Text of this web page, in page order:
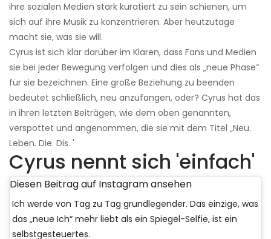
ihre sozialen Medien stark kuratiert zu sein schienen, um
sich auf ihre Musik zu konzentrieren. Aber heutzutage
macht sie, was sie will.
Cyrus ist sich klar darüber im Klaren, dass Fans und Medien
sie bei jeder Bewegung verfolgen und dies als „neue Phase“
für sie bezeichnen. Eine große Beziehung zu beenden
bedeutet schließlich, neu anzufangen, oder? Cyrus hat das
in ihren letzten Beiträgen, wie dem oben genannten,
verspottet und angenommen, die sie mit dem Titel „Neu.
Leben. Die. Dis. '
Cyrus nennt sich 'einfach'
Diesen Beitrag auf Instagram ansehen
Ich werde von Tag zu Tag grundlegender. Das einzige, was
das „neue Ich“ mehr liebt als ein Spiegel-Selfie, ist ein
selbstgesteuertes.